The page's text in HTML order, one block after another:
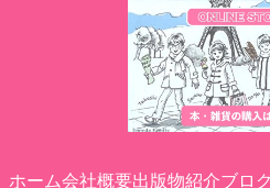
ホーム会社概要出版物紹介ブロ